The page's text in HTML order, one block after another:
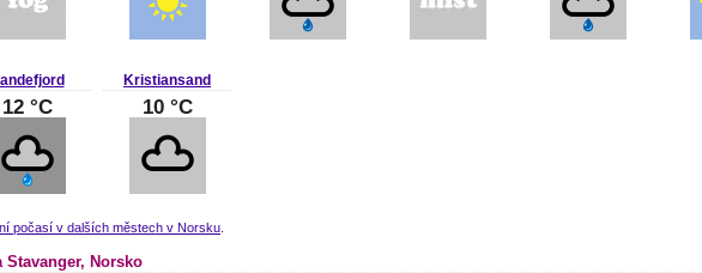
12 °C
Kristiansand
10 °C
počasí v dalších městech v Norsku
Stavanger, Norsko